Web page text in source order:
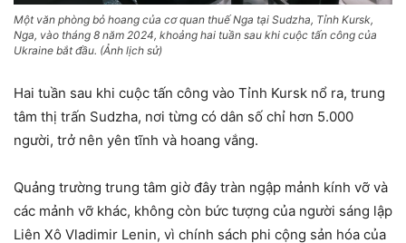
Một văn phòng bỏ hoang của cơ quan thuế Nga tại Sudzha, Tỉnh Kursk,
Nga, vào tháng 8 năm 2024, khoảng hai tuần sau khi cuộc tấn công của
Ukraine bắt đầu. (Ảnh lịch sử)
Hai tuần sau khi cuộc tấn công vào Tỉnh Kursk nổ ra, trung
tâm thị trấn Sudzha, nơi từng có dân số chỉ hơn 5.000
người, trở nên yên tĩnh và hoang vắng.
Quảng trường trung tâm giờ đây tràn ngập mảnh kính vỡ và
các mảnh vỡ khác, không còn bức tượng của người sáng lập
Liên Xô Vladimir Lenin, vì chính sách phi cộng sản hóa của